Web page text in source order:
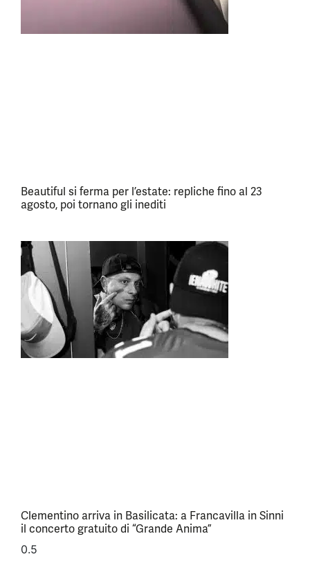
Beautiful si ferma per l’estate: repliche fino al 23
agosto, poi tornano gli inediti
Clementino arriva in Basilicata: a Francavilla in Sinni
il concerto gratuito di “Grande Anima”